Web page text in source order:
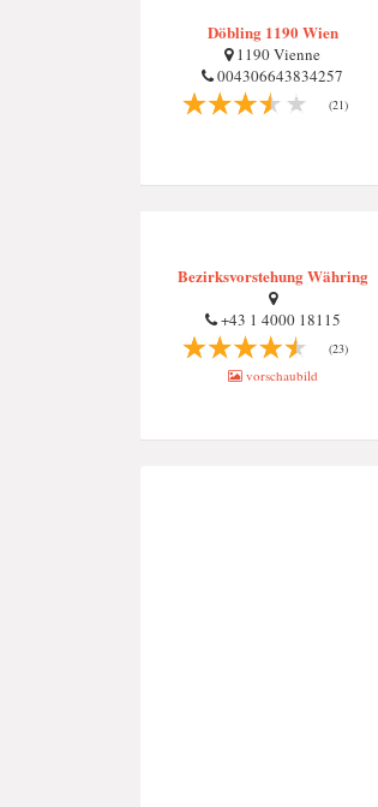
Döbling 1190 Wien
1190 Vienne
004306643834257
(21)
Bezirksvorstehung Währing
+43 1 4000 18115
(23)
vorschaubild